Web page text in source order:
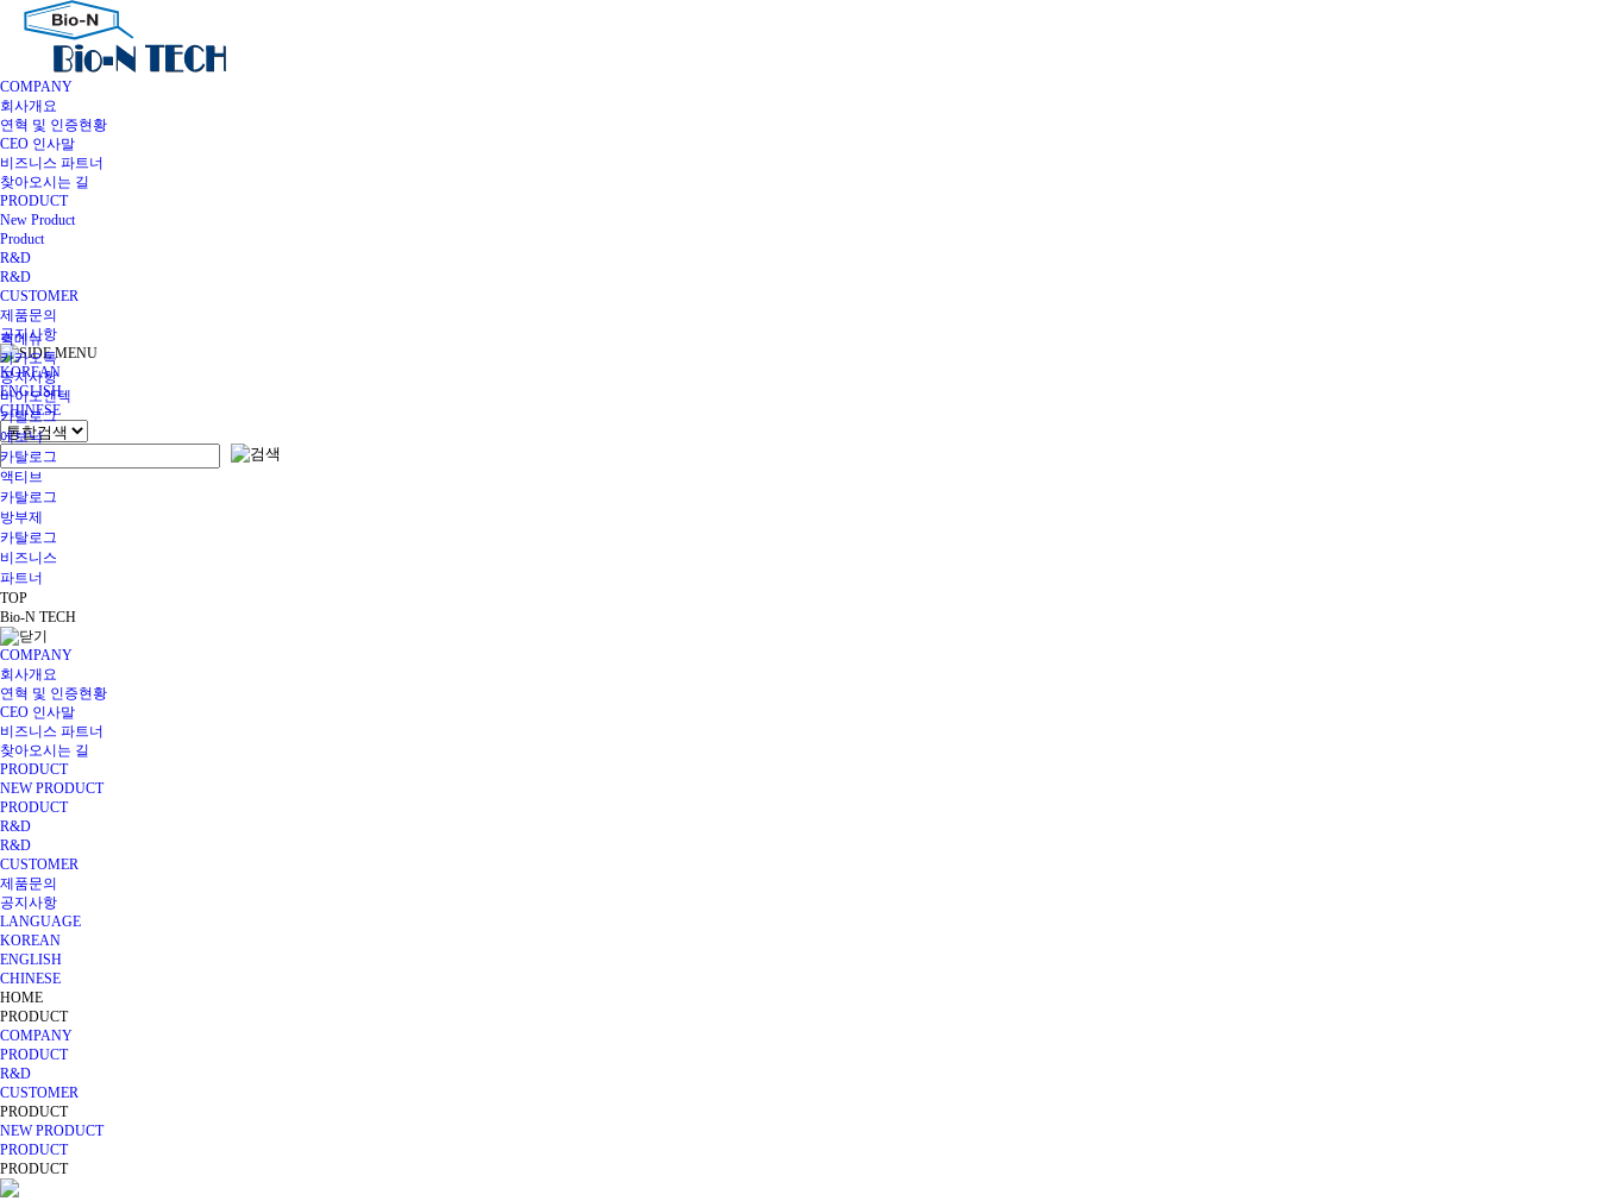
COMPANY
회사개요
연혁 및 인증현황
CEO 인사말
비즈니스 파트너
찾아오시는 길
PRODUCT
New Product
Product
R&D
R&D
CUSTOMER
제품문의
공지사항
KOREAN
ENGLISH
CHINESE
퀵메뉴
카카오톡
공지사항
바이오엔텍
카탈로그
에보닉
카탈로그
액티브
카탈로그
방부제
카탈로그
비즈니스
파트너
TOP
Bio-N TECH
COMPANY
회사개요
연혁 및 인증현황
CEO 인사말
비즈니스 파트너
찾아오시는 길
PRODUCT
NEW PRODUCT
PRODUCT
R&D
R&D
CUSTOMER
제품문의
공지사항
LANGUAGE
KOREAN
ENGLISH
CHINESE
HOME
PRODUCT
COMPANY
PRODUCT
R&D
CUSTOMER
PRODUCT
NEW PRODUCT
PRODUCT
PRODUCT